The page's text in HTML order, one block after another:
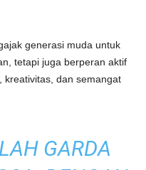
generasi muda untuk
tetapi juga berperan aktif
kreativitas, dan semangat
GARDA